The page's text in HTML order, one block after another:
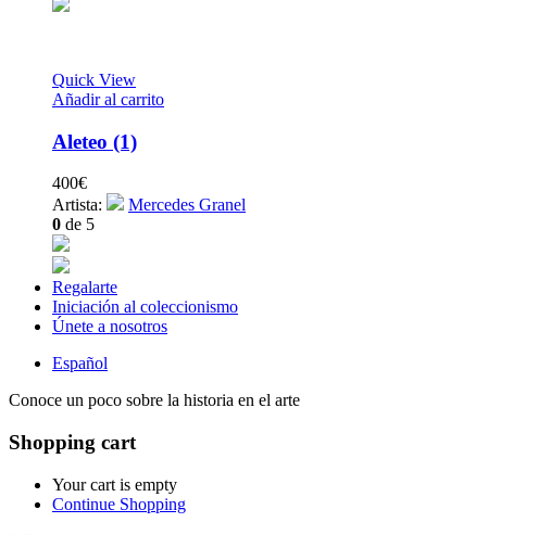
Quick View
Añadir al carrito
Aleteo (1)
400€
Artista:
Mercedes Granel
0 de 5
Regalarte
Iniciación al coleccionismo
Únete a nosotros
Español
Conoce un poco sobre la historia en el arte
Shopping cart
Your cart is empty
Continue Shopping